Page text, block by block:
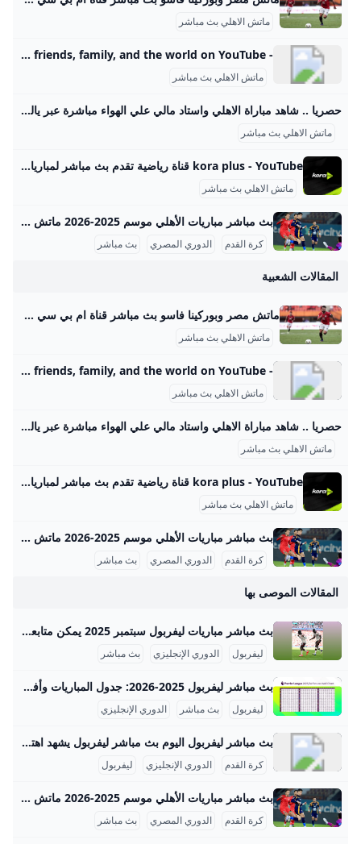
ماتش الاهلي بث مباشر
- YouTube Enjoy the videos and music you love, upload original content, and share it all with friends, family, and the world on YouTube.
ماتش الاهلي بث مباشر
حصريا .. شاهد مباراة الاهلي واستاد مالي علي الهواء مباشرة عبر ياللاكورة يلاكورة اعضاء وزوار Yallakora.com الكرام، يسعد الموقع ان يبلغكم بأنه حصل بشكل حصري علي حقوق بث ونقل لقائي الاهلي والزمالك في دوري ابطال افريقيا علي الهواء مباشرة. مباريات الغد 06:11 م 14/05/2012 حصريا .. شاهد مباراة الاهلي واستاد مالي علي الهواء مباشرة عبر ياللاكورة تابعنا على كتب - فريق عمل ياللاكورة:اعضاء وزوار Yallakora.com الكرام، يسعد الموقع ان يبلغكم بأنه حصل بشكل حصري علي حقوق بث ونقل لقاء الأهلي واستاد مالي في دوري ابطال افريقيا علي الهواء مباشرة.
ماتش الاهلي بث مباشر
kora plus - YouTube قناة رياضية تقدم بث مباشر لمباريات الدوري وكأس مصر.. ومتابعة الأخبار الحصرية.. وبرامج متنوعة
ماتش الاهلي بث مباشر
بث مباشر مباريات الأهلي موسم 2025-2026 ماتش الأهلي بث مباشر هو حدث رياضي أساسي لعشاق كرة القدم في مصر والوطن العربي، حيث يحظى الفريق الجماهيري الكبير بتغطية إعلامية واهتمام واسع، خصوصًا في موسم 2025-2026 من الدوري المصري الممتاز. تتسم مباريات الأهلي هذا الموسم بالتنافسية والجدية بعد بداية متذبذبة كما يظهر من وضعيته الحالية في جدول الترتيب، حيث يسعى الفريق لاستعادة مستواه المتميز. مواعيد مباريات الأهلي تفصيليًا وفقًا لجدول مباريات الأهلي المعتمد من رابطة الأندية المصرية المحترفة، كان آخر لقاء جماهيري للأهلي في الدوري يوم 14 سبتمبر 2025 ضد إنبي على ملعب المقاولون العرب، في مباراة أقيمت ضمن الجولة السادسة.
كرة القدم الدوري المصري بث مباشر
المقالات الشعبية
ماتش مصر وبوركينا فاسو بث مباشر قناة ام بي سي مصر 2 من الممكن مشاهدة مباراة بوركينا فاسو ضد مصر بث مباشر اليوم عبر قنوات SSC السعودية وقنوات أون سبورت المصرية وقناة MBC MASR 2، وأيضًا عن طريق البث المباشر ماتش مصر وبوركينا فاسو بث مباشر قناة ام بي سي مصر 2 Published 16 ساعة agoon 2025-09-09By تركيا اليوموتقام المباراة على ملعب 4 أغسطس بالعاصمة واجادوجو، حيث يسعى الفراعنة إلى تحقيق الفوز وخطف بطاقة التأهل المباشر إلى النهائيات قبل جولتين من نهاية التصفيات، إذ سيرفع الانتصار رصيد المنتخب إلى 22 نقطة تضمن له العبور دون انتظار بقية النتائج.
ماتش الاهلي بث مباشر
- YouTube Enjoy the videos and music you love, upload original content, and share it all with friends, family, and the world on YouTube.
ماتش الاهلي بث مباشر
حصريا .. شاهد مباراة الاهلي واستاد مالي علي الهواء مباشرة عبر ياللاكورة يلاكورة اعضاء وزوار Yallakora.com الكرام، يسعد الموقع ان يبلغكم بأنه حصل بشكل حصري علي حقوق بث ونقل لقائي الاهلي والزمالك في دوري ابطال افريقيا علي الهواء مباشرة. مباريات الغد 06:11 م 14/05/2012 حصريا .. شاهد مباراة الاهلي واستاد مالي علي الهواء مباشرة عبر ياللاكورة تابعنا على كتب - فريق عمل ياللاكورة:اعضاء وزوار Yallakora.com الكرام، يسعد الموقع ان يبلغكم بأنه حصل بشكل حصري علي حقوق بث ونقل لقاء الأهلي واستاد مالي في دوري ابطال افريقيا علي الهواء مباشرة.
ماتش الاهلي بث مباشر
kora plus - YouTube قناة رياضية تقدم بث مباشر لمباريات الدوري وكأس مصر.. ومتابعة الأخبار الحصرية.. وبرامج متنوعة
ماتش الاهلي بث مباشر
بث مباشر مباريات الأهلي موسم 2025-2026 ماتش الأهلي بث مباشر هو حدث رياضي أساسي لعشاق كرة القدم في مصر والوطن العربي، حيث يحظى الفريق الجماهيري الكبير بتغطية إعلامية واهتمام واسع، خصوصًا في موسم 2025-2026 من الدوري المصري الممتاز. تتسم مباريات الأهلي هذا الموسم بالتنافسية والجدية بعد بداية متذبذبة كما يظهر من وضعيته الحالية في جدول الترتيب، حيث يسعى الفريق لاستعادة مستواه المتميز. مواعيد مباريات الأهلي تفصيليًا وفقًا لجدول مباريات الأهلي المعتمد من رابطة الأندية المصرية المحترفة، كان آخر لقاء جماهيري للأهلي في الدوري يوم 14 سبتمبر 2025 ضد إنبي على ملعب المقاولون العرب، في مباراة أقيمت ضمن الجولة السادسة.
كرة القدم الدوري المصري بث مباشر
المقالات الموصى بها
بث مباشر مباريات ليفربول سبتمبر 2025 يمكن متابعة بث مباشر مباريات ليفربول في شهر سبتمبر 2025 من خلال عدة قنوات رياضية، إذ يقدم الفريق موسمًا قويًا مع مدربه الهولندي أرني سلوت بعد استثمار ضخم في سوق الانتقالات الصيفية بقيمة 446 مليون جنيه إسترليني. يبدأ جدول مباريات ليفربول في سبتمبر 2025 بمواجهة بيرنلي في الدوري الإنجليزي الممتاز يوم الأحد 14 سبتمبر الساعة 16:00 بتوقيت السعودية ومصر. تليها مواجهة في كأس الكاراباو ضد ساوثهامبتون يوم 15 سبتمبر، ثم مباراة مهمة في دوري أبطال أوروبا ضد أتلتيكو مدريد يوم الأربعاء 17 سبتمبر الساعة 22:00.
ليفربول الدوري الإنجليزي بث مباشر
بث مباشر ليفربول 2025-2026: جدول المباريات وأفضل القنوات إليكم مقالة مفصلة مكتوبة باللغة العربية عن موضوع “بث مباشر ليفربول” مع معلومات شاملة وأمثلة دقيقة: بث مباشر ليفربول: دليلك الشامل لمتابعة مباريات الريدز في موسم 2025-2026 مواعيد مباريات ليفربول في الدوري الإنجليزي الممتاز 2025-2026 يبدأ ليفربول موسم الدوري الإنجليزي الممتاز 2025-2026 بمواجهة مثيرة ضد بورنموث يوم الجمعة 15 أغسطس 2025 على ملعب أنفيلد، في أول مباراة دفاع عن اللقب بعد تتويجه في الموسم السابق. وينتهي موسم الدوري في 24 مايو 2026 بمواجهة بيرنتفورد أيضاً على ملعب أنفيلد.
ليفربول بث مباشر الدوري الإنجليزي
بث مباشر ليفربول اليوم بث مباشر ليفربول يشهد اهتماما كبيرا من عشاق كرة القدم حول العالم، وخصوصاً مع المباريات المهمة في الدوري الإنجليزي الممتاز ودوري أبطال أوروبا. في شهر سبتمبر 2025، على سبيل المثال، مباراة ليفربول القادمة ستكون ضد بيرنلي يوم الأحد 14 سبتمبر، وستُبث على القنوات الرياضية مثل Sky Sports في المملكة المتحدة، مع تغطية شاملة تشمل التعليق الصوتي الحي والبث المباشر بالصورة. يمكن مشاهدة مباريات ليفربول الحية عبر قنوات متعددة حسب الموقع الجغرافي، مثل TNT Sports وSky Sports في أوروبا، وTelemundo وUSA Network في الولايات المتحدة.
كرة القدم الدوري الإنجليزي ليفربول
بث مباشر مباريات الأهلي موسم 2025-2026 ماتش الأهلي بث مباشر هو حدث رياضي أساسي لعشاق كرة القدم في مصر والوطن العربي، حيث يحظى الفريق الجماهيري الكبير بتغطية إعلامية واهتمام واسع، خصوصًا في موسم 2025-2026 من الدوري المصري الممتاز. تتسم مباريات الأهلي هذا الموسم بالتنافسية والجدية بعد بداية متذبذبة كما يظهر من وضعيته الحالية في جدول الترتيب، حيث يسعى الفريق لاستعادة مستواه المتميز. مواعيد مباريات الأهلي تفصيليًا وفقًا لجدول مباريات الأهلي المعتمد من رابطة الأندية المصرية المحترفة، كان آخر لقاء جماهيري للأهلي في الدوري يوم 14 سبتمبر 2025 ضد إنبي على ملعب المقاولون العرب، في مباراة أقيمت ضمن الجولة السادسة.
كرة القدم الدوري المصري بث مباشر